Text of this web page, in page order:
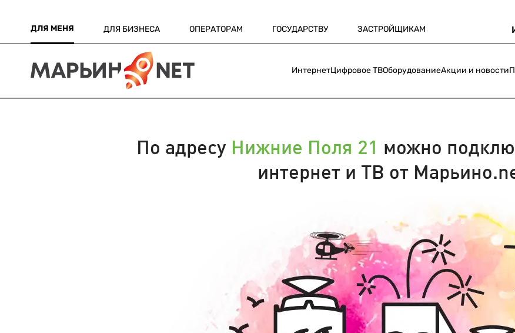
ДЛЯ МЕНЯ ДЛЯ БИЗНЕСА ОПЕРАТОРАМ ГОСУДАРСТВУ ЗАСТРОЙЩИКАМ
ИнтернетЦифровое ТВОборудованиеАкции и новости
По адресу Нижние Поля 21 можно
интернет и ТВ от